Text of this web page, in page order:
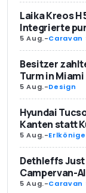
Laika Kreos H
Integrierte
5 Aug.-Caravan
Besitzer
Turm in
5 Aug.-Design
Hyundai
Kanten statt
5 Aug.-Erlkönige
Dethleffs
Campervan-
5 Aug.-Caravan